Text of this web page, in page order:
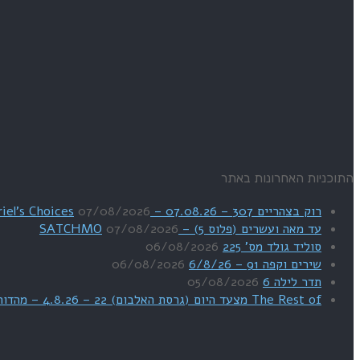
התוכניות האחרונות באתר
רוק בצהריים 307 – 07.08.26 – Uriel's Choices
07/08/2026
עד מאה ועשרים (פלוס 5) – SATCHMO
07/08/2026
סוליד גולד מס' 225
06/08/2026
שירים וקפה 91 – 6/8/26
06/08/2026
תדר לילה 6
05/08/2026
The Rest of מצעד היום (גרסת האלבום) 22 – 4.8.26 – מהדורת SWEET DREAMS